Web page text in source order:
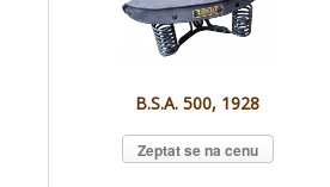
B.S.A. 500, 1928
Zeptat se na cenu